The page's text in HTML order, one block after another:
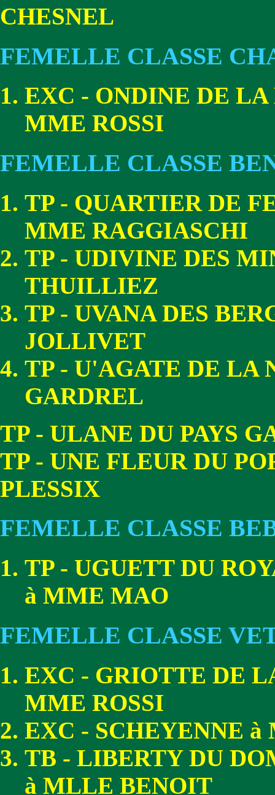
CHESNEL
FEMELLE CLASSE
EXC - ONDINE DE
MME ROSSI
FEMELLE CLASSE
TP - QUARTIER DE
MME RAGGIASCHI
TP - UDIVINE DES
THUILLIEZ
TP - UVANA DES
JOLLIVET
TP - U'AGATE DE LA
GARDREL
TP - ULANE DU PAYS
TP - UNE FLEUR DU
PLESSIX
FEMELLE CLASSE
TP - UGUETT DU
à MME MAO
FEMELLE CLASSE
EXC - GRIOTTE DE
MME ROSSI
EXC - SCHEYENNE
TB - LIBERTY DU
à MLLE BENOIT